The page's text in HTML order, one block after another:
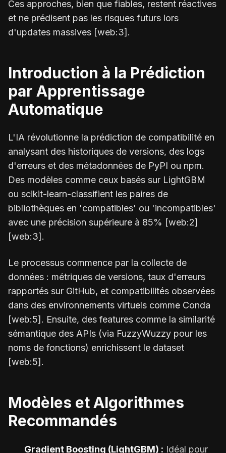
Ces approches, bien que fiables, restent réactives
et ne prédisent pas les risques futurs lors
d'updates massives [web:3].
Introduction à la Prédiction
par Apprentissage
Automatique
L'IA révolutionne la prédiction de compatibilité en
analysant des historiques de versions, des logs
d'erreurs et des métadonnées de PyPI ou npm.
Des modèles comme ceux basés sur LightGBM
ou scikit-learn-classifient les paires de
bibliothèques en 'compatibles' ou 'incompatibles'
avec une précision supérieure à 85% [web:2]
[web:3].
Le processus commence par la collecte de
données : métriques de versions, taux d'erreurs
rapportés sur GitHub, et compatibilités observées
dans des environnements virtuels comme Conda
[web:5]. Ensuite, des features comme la similarité
sémantique des APIs (via FuzzyWuzzy pour les
noms de fonctions) enrichissent le dataset
[web:5].
Modèles et Algorithmes
Recommandés
Gradient Boosting (LightGBM) : Idéal pour